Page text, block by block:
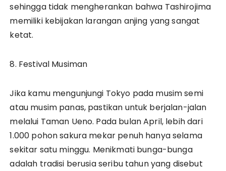
sehingga tidak mengherankan bahwa Tashirojima
memiliki kebijakan larangan anjing yang sangat
ketat.
8. Festival Musiman
Jika kamu mengunjungi Tokyo pada musim semi
atau musim panas, pastikan untuk berjalan-jalan
melalui Taman Ueno. Pada bulan April, lebih dari
1.000 pohon sakura mekar penuh hanya selama
sekitar satu minggu. Menikmati bunga-bunga
adalah tradisi berusia seribu tahun yang disebut